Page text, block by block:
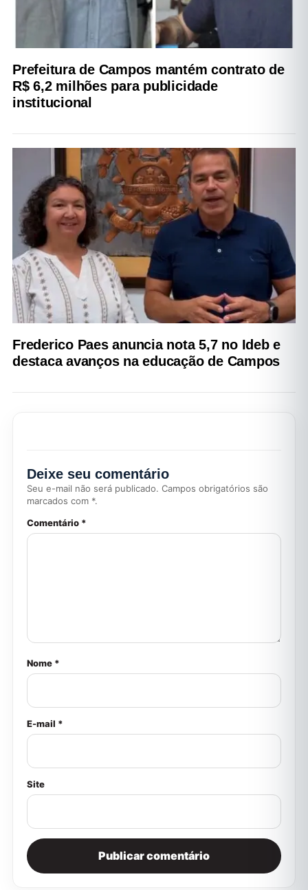
Prefeitura de Campos mantém contrato de
R$ 6,2 milhões para publicidade
institucional
Frederico Paes anuncia nota 5,7 no Ideb e
destaca avanços na educação de Campos
Deixe seu comentário
Seu e-mail não será publicado. Campos obrigatórios são
marcados com *.
Comentário *
Nome *
E-mail *
Site